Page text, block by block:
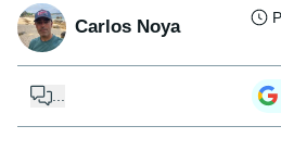
Carlos Noya